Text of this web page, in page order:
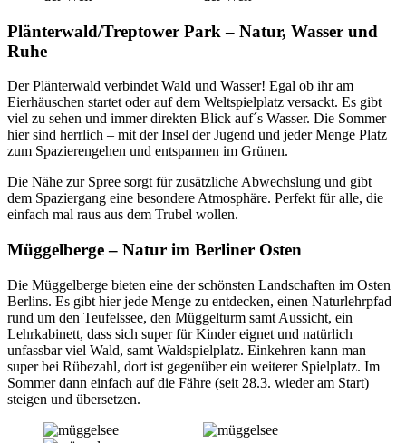
Plänterwald/Treptower Park – Natur, Wasser und
Ruhe
Der Plänterwald verbindet Wald und Wasser! Egal ob ihr am
Eierhäuschen startet oder auf dem Weltspielplatz versackt. Es gibt
viel zu sehen und immer direkten Blick auf´s Wasser. Die Sommer
hier sind herrlich – mit der Insel der Jugend und jeder Menge Platz
zum Spazierengehen und entspannen im Grünen.
Die Nähe zur Spree sorgt für zusätzliche Abwechslung und gibt
dem Spaziergang eine besondere Atmosphäre. Perfekt für alle, die
einfach mal raus aus dem Trubel wollen.
Müggelberge – Natur im Berliner Osten
Die Müggelberge bieten eine der schönsten Landschaften im Osten
Berlins. Es gibt hier jede Menge zu entdecken, einen Naturlehrpfad
rund um den Teufelssee, den Müggelturm samt Aussicht, ein
Lehrkabinett, dass sich super für Kinder eignet und natürlich
unfassbar viel Wald, samt Waldspielplatz. Einkehren kann man
super bei Rübezahl, dort ist gegenüber ein weiterer Spielplatz. Im
Sommer dann einfach auf die Fähre (seit 28.3. wieder am Start)
steigen und übersetzen.